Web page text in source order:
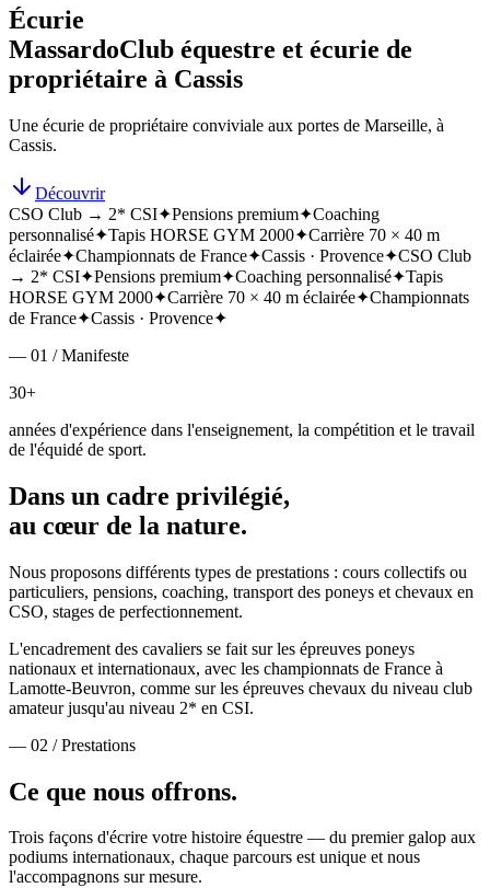
Écurie
MassardoClub équestre et écurie de
propriétaire à Cassis
Une écurie de propriétaire conviviale aux portes de Marseille, à
Cassis.
Découvrir
CSO Club → 2* CSI✦Pensions premium✦Coaching
personnalisé✦Tapis HORSE GYM 2000✦Carrière 70 × 40 m
éclairée✦Championnats de France✦Cassis · Provence✦CSO Club
→ 2* CSI✦Pensions premium✦Coaching personnalisé✦Tapis
HORSE GYM 2000✦Carrière 70 × 40 m éclairée✦Championnats
de France✦Cassis · Provence✦
— 01 / Manifeste
30+
années d'expérience dans l'enseignement, la compétition et le travail
de l'équidé de sport.
Dans un cadre privilégié,
au cœur de la nature.
Nous proposons différents types de prestations : cours collectifs ou
particuliers, pensions, coaching, transport des poneys et chevaux en
CSO, stages de perfectionnement.
L'encadrement des cavaliers se fait sur les épreuves poneys
nationaux et internationaux, avec les championnats de France à
Lamotte-Beuvron, comme sur les épreuves chevaux du niveau club
amateur jusqu'au niveau 2* en CSI.
— 02 / Prestations
Ce que nous offrons.
Trois façons d'écrire votre histoire équestre — du premier galop aux
podiums internationaux, chaque parcours est unique et nous
l'accompagnons sur mesure.